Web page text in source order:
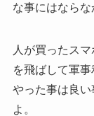
な事にはならな
人が買ったス
を飛ばして軍
やった事は良
よ。